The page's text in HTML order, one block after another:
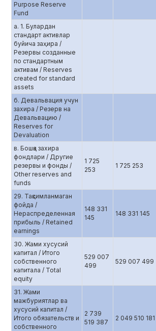
Purpose Reserve
Fund
а. 1. Булардан
стандарт активлар
буйича заҳира /
Резервы созданные
по стандартным
активам / Reserves
created for standard
assets
б. Девальвация учун
захира / Резерв на
Девальвацию /
Reserves for
Devaluation
в. Бошқа захира
фондлари / Другие
резервы и фонды /
Other reserves and
funds
1 725
253
1 725 253
29. Тақсимланмаган
фойда /
Нераспределенная
прибыль / Retained
earnings
148 331
145
148 331 145
30. Жами хусусий
капитал / Итого
собственного
капитала / Total
equity
529 007
499
529 007 499
31. Жами
мажбуриятлар ва
хусусий капитал /
Итого обязательств и
собственного
2 739
519 387
2 049 510 181